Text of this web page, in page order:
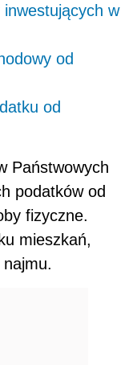
w
od
od
Państwowych
podatków od
fizyczne.
mieszkań,